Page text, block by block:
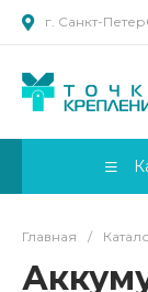
г. Санкт-
Главная /